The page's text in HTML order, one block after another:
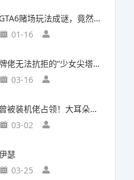
GTA6赌场玩法成谜，竟然面临全球50国封禁风险
01-16
牌佬无法抗拒的“少女尖塔”竟然是个搜打撤？
03-16
曾被装机佬占领！大耳朵图图贴吧重归故主
03-02
瑟
03-25